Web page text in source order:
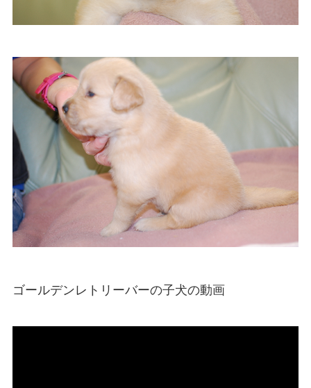
ゴールデンレトリーバーの子犬の動画